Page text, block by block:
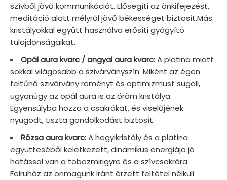
szívből jövő kommunikációt. Elősegíti az önkifejezést,
meditáció alatt mélyről jövő békességet biztosít.Más
kristályokkal együtt használva erősíti gyógyító
tulajdonságaikat.
Opál aura kvarc / angyal aura kvarc:A platina miatt
sokkal világosabb a szivárványszín. Miként az égen
feltűnő szivárvány reményt és optimizmust sugall,
ugyanúgy az opál aura is az öröm kristálya.
Egyensúlyba hozza a csakrákat, és viselőjének
nyugodt, tiszta gondolkodást biztosít.
Rózsa aura kvarc:A hegyikristály és a platina
együtteséből keletkezett, dinamikus energiája jó
hatással van a tobozmirigyre és a szívcsakrára.
Felruház az önmagunk iránt érzett feltétel nélküli